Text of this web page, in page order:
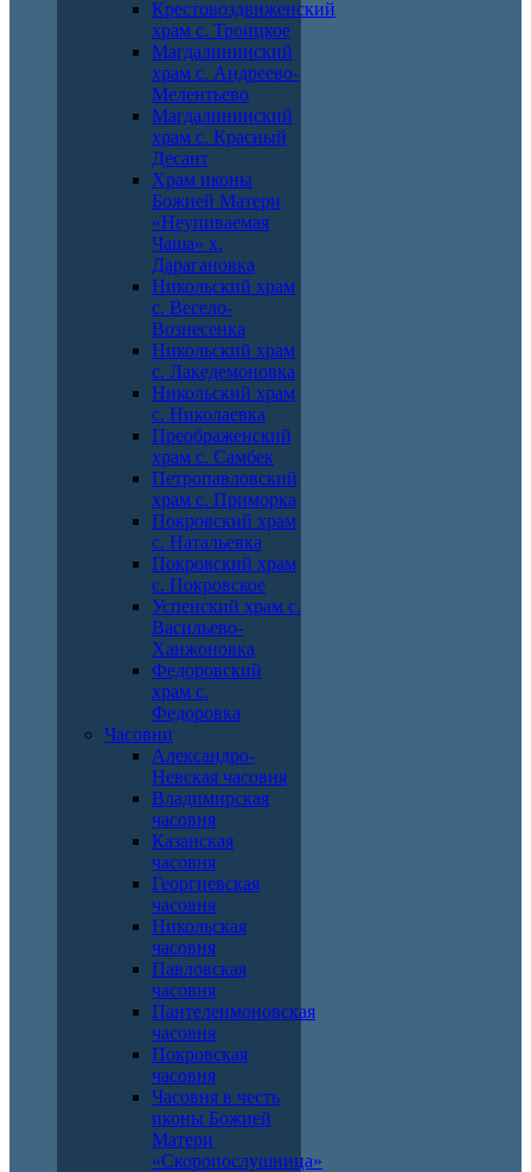
Крестовоздвиженский
храм с. Троицкое
Магдалининский
храм с. Андреево-
Мелентьево
Магдалининский
храм с. Красный
Десант
Храм иконы
Божией Матери
«Неупиваемая
Чаша» х.
Дарагановка
Никольский храм
с. Весело-
Вознесенка
Никольский храм
с. Лакедемоновка
Никольский храм
с. Николаевка
Преображенский
храм с. Самбек
Петропавловский
храм с. Приморка
Покровский храм
с. Натальевка
Покровский храм
с. Покровское
Успенский храм с.
Васильево-
Ханжоновка
Федоровский
храм с.
Федоровка
Часовни
Александро-
Невская часовня
Владимирская
часовня
Казанская
часовня
Георгиевская
часовня
Никольская
часовня
Павловская
часовня
Пантелеимоновская
часовня
Покровская
часовня
Часовня в честь
иконы Божией
Матери
«Скоропослушница»